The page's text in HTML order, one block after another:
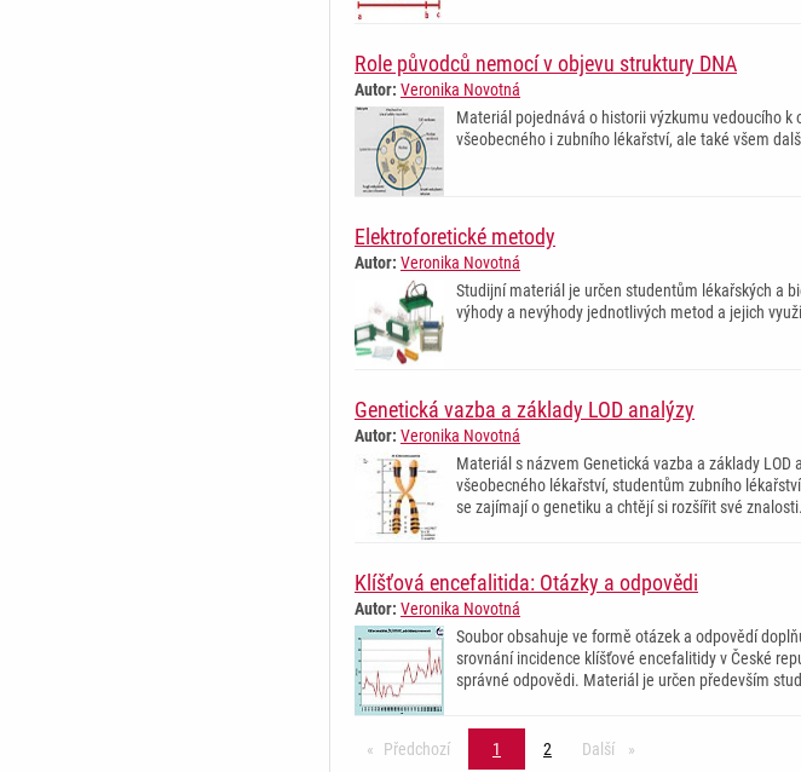
Role původců nemocí v objevu struktury DNA
Autor: Veronika Novotná
Materiál pojednává o historii výzkumu vedoucího
všeobecného i zubního lékařství, ale také všem
Elektroforetické metody
Autor: Veronika Novotná
Studijní materiál je určen studentům lékařských a
výhody a nevýhody jednotlivých metod a jejich
Genetická vazba a základy LOD analýzy
Autor: Veronika Novotná
Materiál s názvem Genetická vazba a základy
všeobecného lékařství, studentům zubního
se zajímají o genetiku a chtějí si rozšířit své
Klíšťová encefalitida: Otázky a odpovědi
Autor: Veronika Novotná
Soubor obsahuje ve formě otázek a odpovědí
srovnání incidence klíšťové encefalitidy v České
správné odpovědi. Materiál je určen především
Předchozí stránka1 2 Další stránka